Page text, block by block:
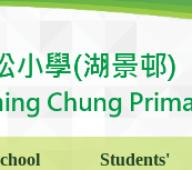
Students'